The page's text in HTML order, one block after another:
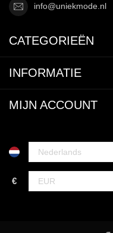
info@uniekmode.nl
CATEGORIEËN
INFORMATIE
MIJN ACCOUNT
€